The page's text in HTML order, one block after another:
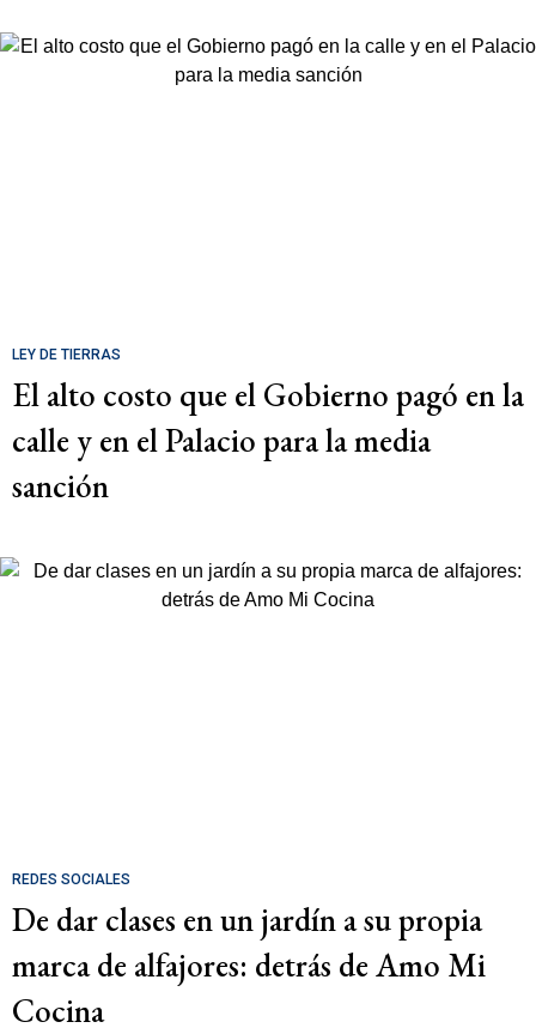
LEY DE TIERRAS
El alto costo que el Gobierno pagó en la
calle y en el Palacio para la media
sanción
REDES SOCIALES
De dar clases en un jardín a su propia
marca de alfajores: detrás de Amo Mi
Cocina